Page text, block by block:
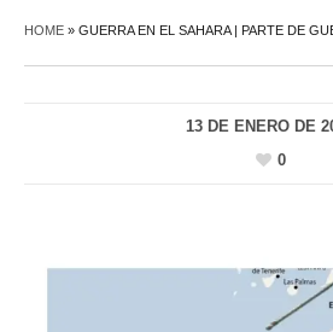
HOME » GUERRA EN EL SAHARA | PARTE DE
13 DE ENERO DE
0